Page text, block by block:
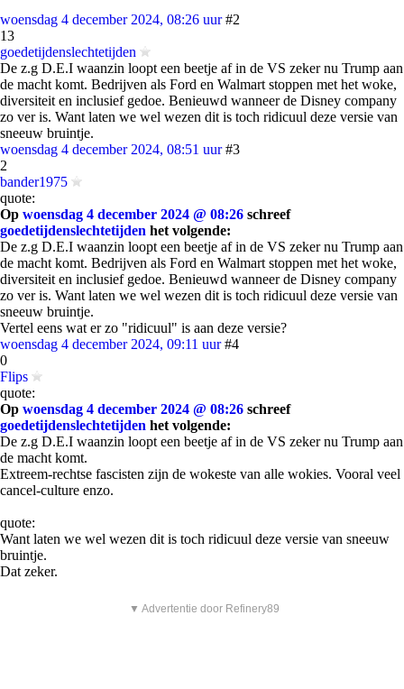
woensdag 4 december 2024, 08:26 uur #2
13
goedetijdenslechtetijden
De z.g D.E.I waanzin loopt een beetje af in de VS zeker nu Trump aan
de macht komt. Bedrijven als Ford en Walmart stoppen met het woke,
diversiteit en inclusief gedoe. Benieuwd wanneer de Disney company
zo ver is. Want laten we wel wezen dit is toch ridicuul deze versie van
sneeuw bruintje.
woensdag 4 december 2024, 08:51 uur #3
2
bander1975
quote:
Op woensdag 4 december 2024 @ 08:26 schreef
goedetijdenslechtetijden het volgende:
De z.g D.E.I waanzin loopt een beetje af in de VS zeker nu Trump aan
de macht komt. Bedrijven als Ford en Walmart stoppen met het woke,
diversiteit en inclusief gedoe. Benieuwd wanneer de Disney company
zo ver is. Want laten we wel wezen dit is toch ridicuul deze versie van
sneeuw bruintje.
Vertel eens wat er zo "ridicuul" is aan deze versie?
woensdag 4 december 2024, 09:11 uur #4
0
Flips
quote:
Op woensdag 4 december 2024 @ 08:26 schreef
goedetijdenslechtetijden het volgende:
De z.g D.E.I waanzin loopt een beetje af in de VS zeker nu Trump aan
de macht komt.
Extreem-rechtse fascisten zijn de wokeste van alle wokies. Vooral veel
cancel-culture enzo.
quote:
Want laten we wel wezen dit is toch ridicuul deze versie van sneeuw
bruintje.
Dat zeker.
▼ Advertentie door Refinery89